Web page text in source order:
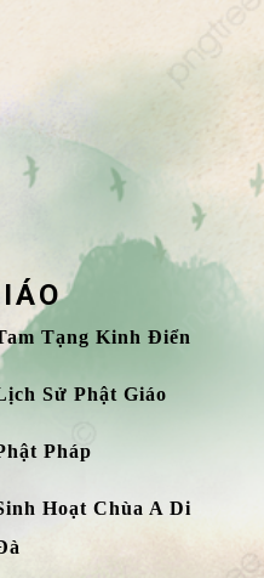
Tạng Kinh Điển
Sử Phật Giáo
Pháp
Hoạt Chùa A Di